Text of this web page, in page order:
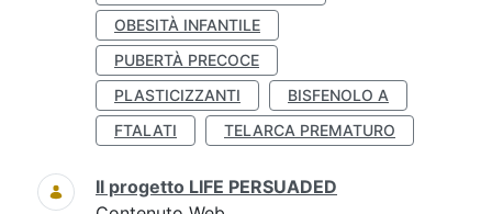
OBESITÀ INFANTILE
PUBERTÀ PRECOCE
PLASTICIZZANTI
BISFENOLO A
FTALATI
TELARCA PREMATURO
Il progetto LIFE PERSUADED